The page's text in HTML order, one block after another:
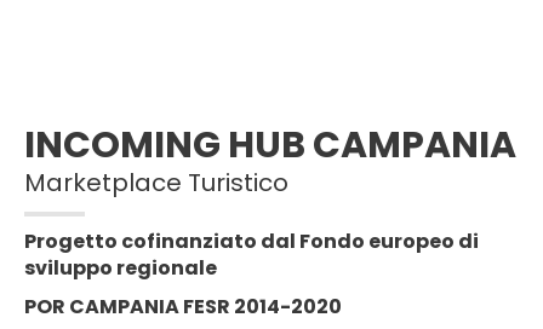
INCOMING HUB CAMPANIA
Marketplace Turistico
Progetto cofinanziato dal Fondo europeo di
sviluppo regionale
POR CAMPANIA FESR 2014-2020